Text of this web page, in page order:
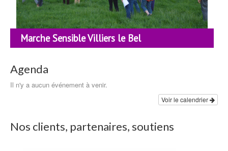
Marche Sensible Villiers le Bel
Agenda
Il n'y a aucun événement à venir.
Voir le calendrier
Nos clients, partenaires, soutiens